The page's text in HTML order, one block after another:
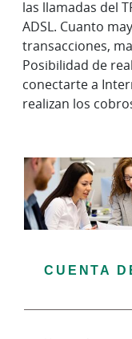
las llamadas del
ADSL. Cuanto
transacciones,
Posibilidad de
conectarte a
realizan los
CUENTA